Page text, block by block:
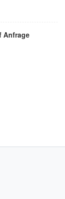
Anfrage